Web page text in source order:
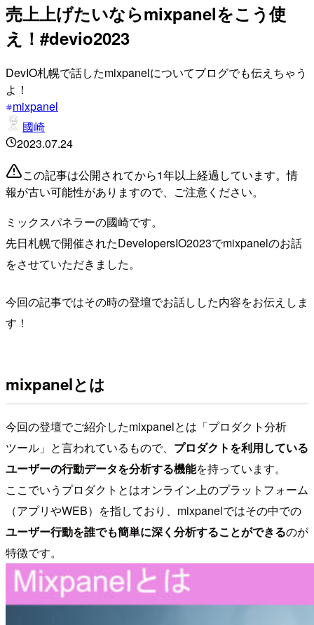
売上上げたいならmixpanelをこう使
え！#devio2023
DevIO札幌で話したmixpanelについてブログでも伝えちゃう
よ！
mixpanel
國崎
2023.07.24
この記事は公開されてから1年以上経過しています。情
報が古い可能性がありますので、ご注意ください。
ミックスパネラーの國崎です。
先日札幌で開催されたDevelopersIO2023でmixpanelのお話
をさせていただきました。
今回の記事ではその時の登壇でお話しした内容をお伝えしま
す！
mixpanelとは
今回の登壇でご紹介したmixpanelとは「プロダクト分析
ツール」と言われているもので、 プロダクトを利用している
ユーザーの行動データを分析する機能を持っています。
ここでいうプロダクトとはオンライン上のプラットフォーム
（アプリやWEB）を指しており、mixpanelではその中での
ユーザー行動を誰でも簡単に深く分析することができるのが
特徴です。